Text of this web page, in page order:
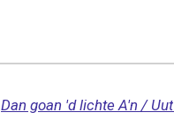
Dan goan 'd lichte A'n / Uut